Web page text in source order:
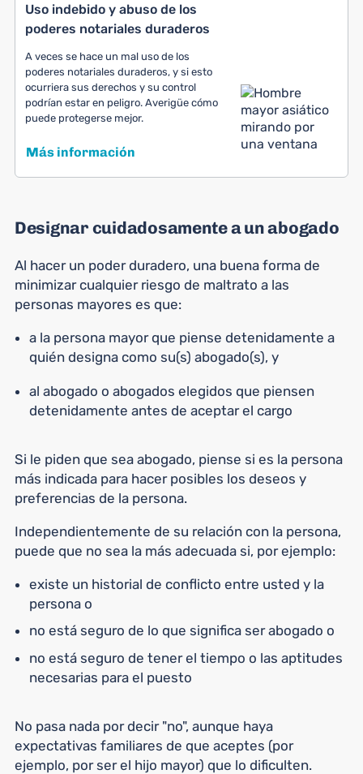
Uso indebido y abuso de los
poderes notariales duraderos
A veces se hace un mal uso de los
poderes notariales duraderos, y si esto
ocurriera sus derechos y su control
podrían estar en peligro. Averigüe cómo
puede protegerse mejor.
Más información
Designar cuidadosamente a un abogado
Al hacer un poder duradero, una buena forma de
minimizar cualquier riesgo de maltrato a las
personas mayores es que:
a la persona mayor que piense detenidamente a
quién designa como su(s) abogado(s), y
al abogado o abogados elegidos que piensen
detenidamente antes de aceptar el cargo
Si le piden que sea abogado, piense si es la persona
más indicada para hacer posibles los deseos y
preferencias de la persona.
Independientemente de su relación con la persona,
puede que no sea la más adecuada si, por ejemplo:
existe un historial de conflicto entre usted y la
persona o
no está seguro de lo que significa ser abogado o
no está seguro de tener el tiempo o las aptitudes
necesarias para el puesto
No pasa nada por decir "no", aunque haya
expectativas familiares de que aceptes (por
ejemplo, por ser el hijo mayor) que lo dificulten.